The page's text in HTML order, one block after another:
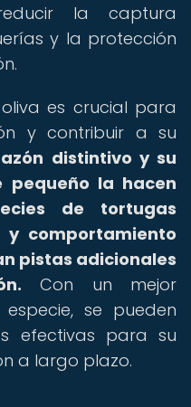
la captura
y la protección
es crucial para
y contribuir a su
distintivo y su
pequeño la hacen
de tortugas
comportamiento
pistas adicionales
Con un mejor
se pueden
efectivas para su
a largo plazo.